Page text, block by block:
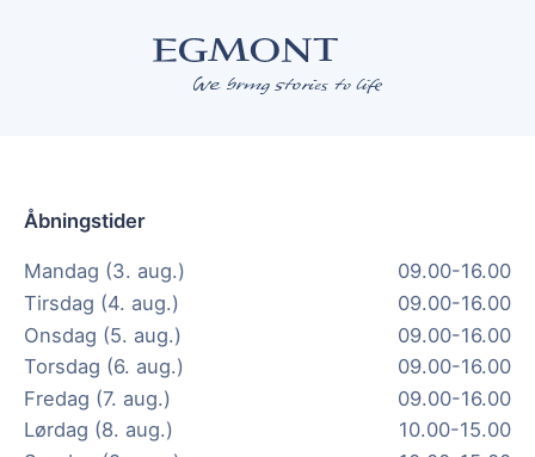
Åbningstider
Mandag (3. aug.)
09.00-16.00
Tirsdag (4. aug.)
09.00-16.00
Onsdag (5. aug.)
09.00-16.00
Torsdag (6. aug.)
09.00-16.00
Fredag (7. aug.)
09.00-16.00
Lørdag (8. aug.)
10.00-15.00